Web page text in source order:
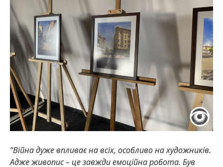
“Війна дуже впливає на всіх, особливо на художників.
Адже живопис – це завжди емоційна робота. Був